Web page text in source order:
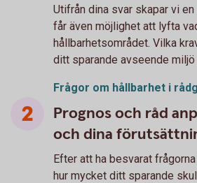
Utifrån dina svar skapar vi
får även möjlighet att lyfta
hållbarhetsområdet. Vilka
ditt sparande avseende miljö
Frågor om hållbarhet i
Prognos och råd
och dina
Efter att ha besvarat
hur mycket ditt sparande